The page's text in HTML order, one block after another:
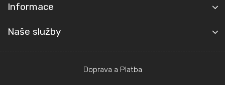
Informace
Naše služby
Doprava a Platba